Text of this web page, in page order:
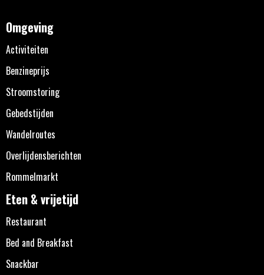
Omgeving
Activiteiten
Benzineprijs
Stroomstoring
Gebedstijden
Wandelroutes
Overlijdensberichten
Rommelmarkt
Eten & vrijetijd
Restaurant
Bed and Breakfast
Snackbar